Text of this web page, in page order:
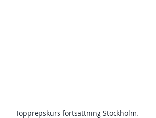
Topprepskurs fortsättning Stockholm.